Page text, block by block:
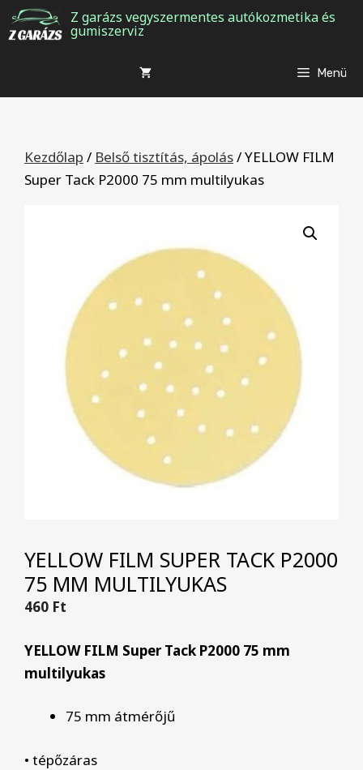
Kilépés
Z garázs vegyszermentes autókozmetika és
gumiszerviz
Menü
Kezdőlap / Belső tisztítás, ápolás/ YELLOW FILM
Super Tack P2000 75 mm multilyukas
YELLOW FILM SUPER TACK P2000
75 MM MULTILYUKAS
460 Ft
YELLOW FILM Super Tack P2000 75 mm
multilyukas
75 mm átmérőjű
• tépőzáras